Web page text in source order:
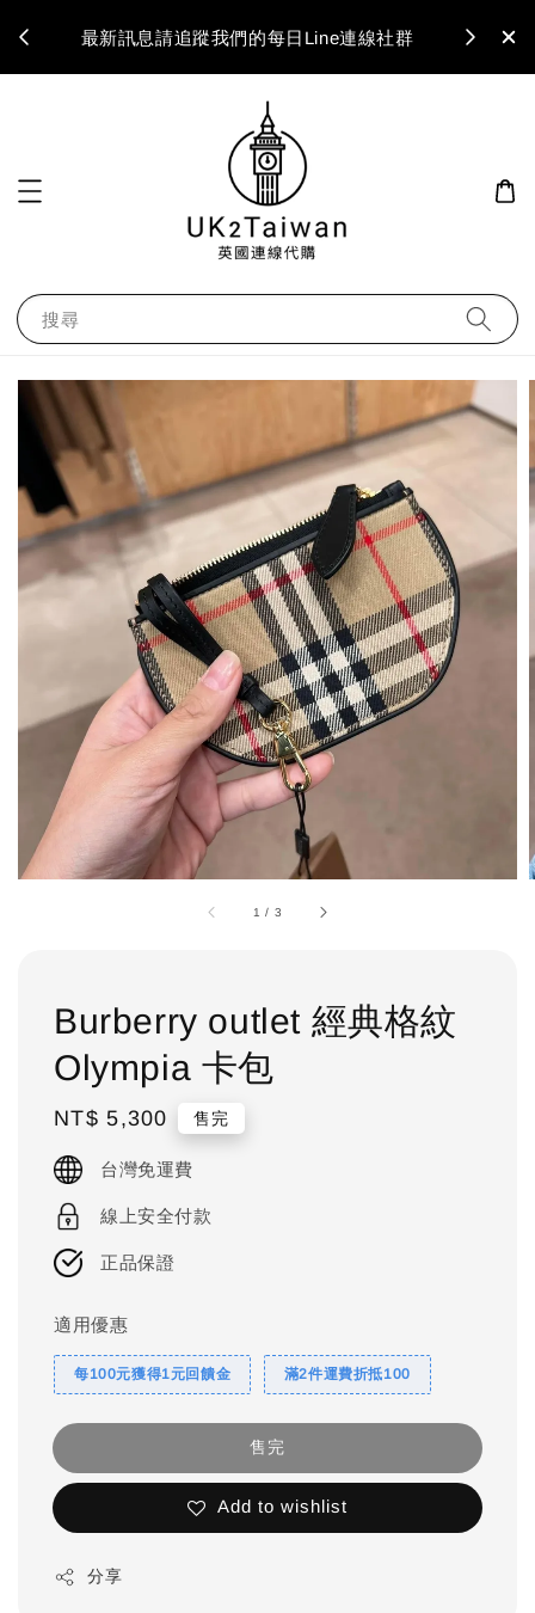
最新訊息請追蹤我們的每日Line連線社群
搜尋
1 / 3
Burberry outlet 經典格紋
Olympia 卡包
Regular
price
NT$ 5,300 售完
台灣免運費
線上安全付款
正品保證
適用優惠
每100元獲得1元回饋金 滿2件運費折抵100
售完
Add to wishlist
分享